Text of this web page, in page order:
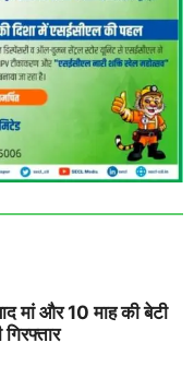
मां और 10 माह की बेटी